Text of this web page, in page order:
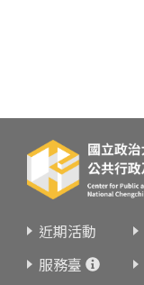
近期活動
服務臺